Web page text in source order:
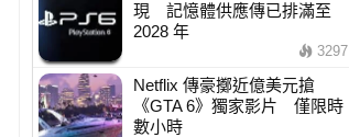
現 記憶體供應傳已排滿至
2028 年
3297
Netflix 傳豪擲近億美元搶
《GTA 6》獨家影片 僅限時
數小時